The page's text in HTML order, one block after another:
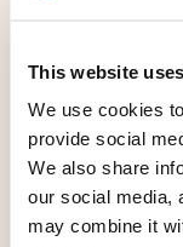
This website
We use cookies
provide social
We also share
our social media,
may combine it
Les
Les
Outils de test